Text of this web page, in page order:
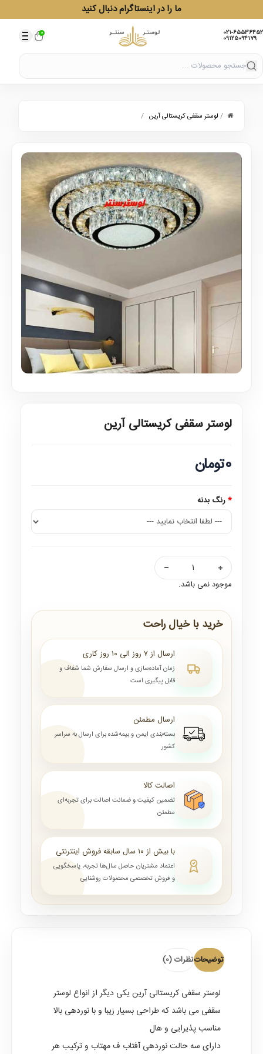
ما را در اینستاگرام دنبال کنید
021-65536452
09125094179
0
/ لوستر سقفی کریستالی آرین /
لوستر سقفی کریستالی آرین
0تومان
رنگ بدنه
موجود نمی باشد.
خرید با خیال راحت
ارسال از ۷ روز الی ۱۰ روز کاری
زمان آماده‌سازی و ارسال سفارش شما شفاف و
قابل پیگیری است
ارسال مطمئن
بسته‌بندی ایمن و بیمه‌شده برای ارسال به سراسر
کشور
اصالت کالا
تضمین کیفیت و ضمانت اصالت برای تجربه‌ای
مطمئن
با بیش از ۱۰ سال سابقه فروش اینترنتی
اعتماد مشتریان حاصل سال‌ها تجربه، پاسخگویی
و فروش تخصصی محصولات روشنایی
توضیحاتنظرات (0)
لوستر سقفی کریستالیآرین یکی دیگر از انواع لوستر
سقفی می باشد که طراحی بسیار زیبا و با نوردهی بالا
مناسب پذیرایی و هال
دارای سه حالت نوردهی آفتاب ف مهتاب و ترکیب هر